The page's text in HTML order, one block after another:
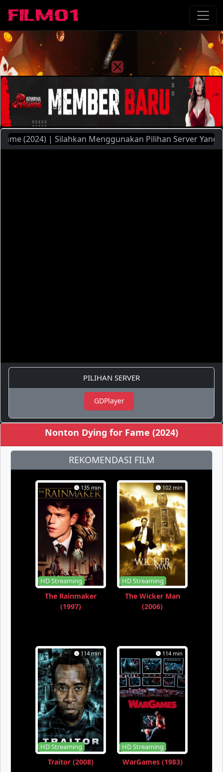
(2024) | Silahkan Menggunakan Pilihan Server Yang
PILIHAN SERVER
GDPlayer
Nonton Dying for Fame (2024)
REKOMENDASI FILM
135 min
HD Streaming
The Rainmaker
(1997)
102 min
HD Streaming
The Wicker Man
(2006)
114 min
HD Streaming
Traitor (2008)
114 min
HD Streaming
WarGames (1983)